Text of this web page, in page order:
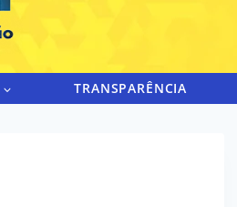
TRANSPARÊNCIA